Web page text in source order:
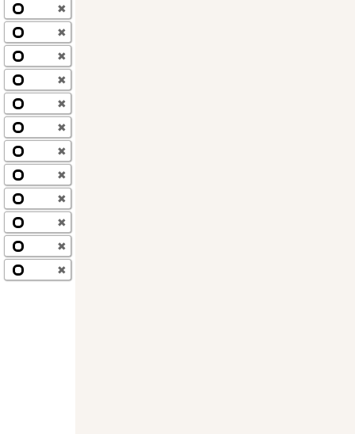
✖
✖
✖
✖
✖
✖
✖
✖
✖
✖
✖
✖